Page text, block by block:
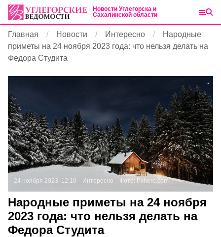
Новости Углегорска и
Сахалинской области
Главная Новости Интересно
Народные
приметы на 24 ноября 2023 года: что нельзя делать на
Федора Студита
24 ноября 2023, 12:10 Интересно Фото: Pxhere.com
Народные приметы на 24 ноября
2023 года: что нельзя делать на
Федора Студита